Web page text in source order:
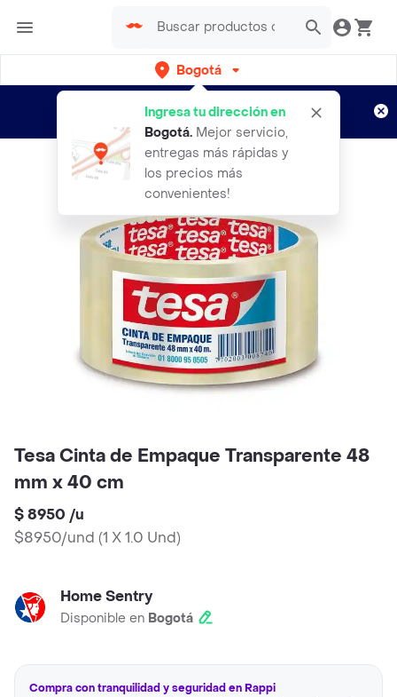
Bogotá
Ingresa tu dirección en
Bogotá. Mejor servicio,
entregas más rápidas y
los precios más
convenientes!
envíos gratis por semanas
Aplican TyC
Tesa Cinta de Empaque Transparente 48
mm x 40 cm
$ 8950 /u
$8950/und (1 X 1.0 Und)
Home Sentry
Disponible en Bogotá
Compra con tranquilidad y seguridad en Rappi